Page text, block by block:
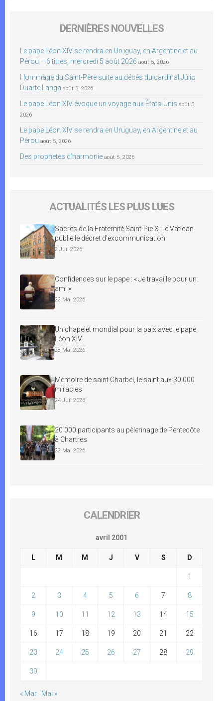
DERNIÈRES NOUVELLES
Le pape Léon XIV se rendra en Uruguay, en Argentine et au
Pérou – 6 titres, mercredi 5 août 2026 août 5, 2026
Hommage du Saint-Père suite au décès du cardinal Júlio
Duarte Langa août 5, 2026
Le pape Léon XIV évoque un voyage aux États-Unis août 5,
2026
Le pape Léon XIV se rendra en Uruguay, en Argentine et au
Pérou août 5, 2026
Des prophètes d’harmonie août 5, 2026
ACTUALITÉS LES PLUS LUES
Sacres de la Fraternité Saint-Pie X : le Vatican
publie le décret d’excommunication
2 Juil 2026
Confidences sur le pape : « Je travaille pour un
ami »
22 Mai 2026
Un chapelet mondial pour la paix avec le pape
Léon XIV
28 Mai 2026
Mémoire de saint Charbel, le saint aux 30 000
miracles
24 Juil 2026
20 000 participants au pèlerinage de Pentecôte
à Chartres
22 Mai 2026
CALENDRIER
avril 2001
L M M J V S D
1
2 3 4 5 6 7 8
9 10 11 12 13 14 15
16 17 18 19 20 21 22
23 24 25 26 27 28 29
30
« Mar Mai »